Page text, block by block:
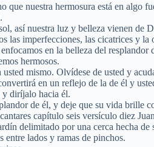
que nuestra hermosura está en algo
así nuestra luz y belleza vienen de
las imperfecciones, las cicatrices y la
en la belleza del
hermosos.
mismo. Olvídese de usted y
en un reflejo de la de él y
y diríjalo hacia él.
de él, y deje que su vida brille
capítulo seis versículo diez
delimitado por una cerca hecha de
entre lados y ramas de pinchos.